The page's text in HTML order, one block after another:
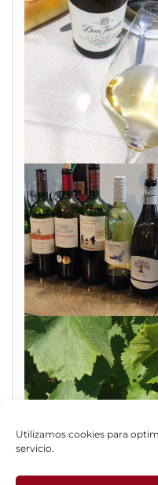
Utilizamos cookies para
servicio.